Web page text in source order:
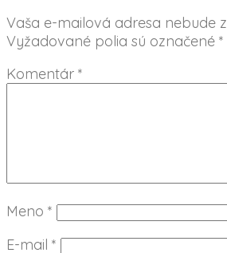
Vaša e-mailová adresa nebude
Vyžadované polia sú označené *
Komentár *
Meno *
E-mail *